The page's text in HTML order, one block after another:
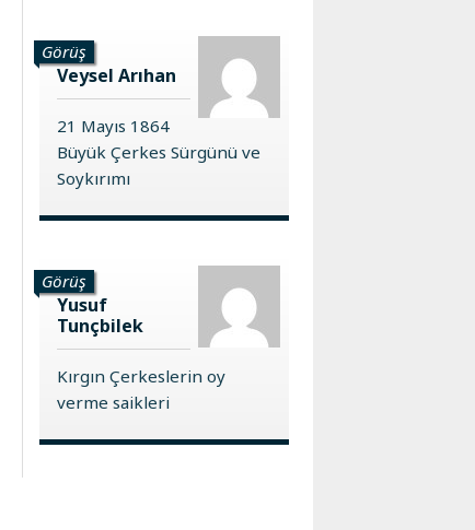
Görüş
Veysel Arıhan
21 Mayıs 1864
Büyük Çerkes Sürgünü ve
Soykırımı
Görüş
Yusuf
Tunçbilek
Kırgın Çerkeslerin oy
verme saikleri